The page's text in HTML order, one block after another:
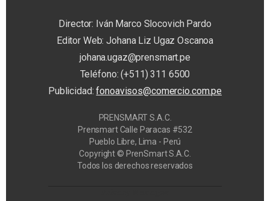
Director: Iván Marco Slocovich Pardo
Editor Web: Johana Liz Ugaz Oscanoa
johana.ugaz@prensmart.pe
Teléfono: (+511) 311 6500
Publicidad:fonoavisos@comercio.com.pe
PRENSMART S.A.C.
Prensmart Calle Paracas #532
Pueblo Libre, Lima - Perú
Copyright © PrenSmart S.A.C.
Todos los derechos reservados